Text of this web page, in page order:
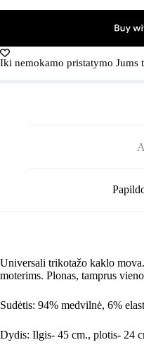
Iki nemokamo pristatymo Jums
Universali trikotažo kaklo
moterims. Plonas, tamprus
Sudėtis: 94% medvilnė, 6%
Dydis: Ilgis- 45 cm., plotis- 24